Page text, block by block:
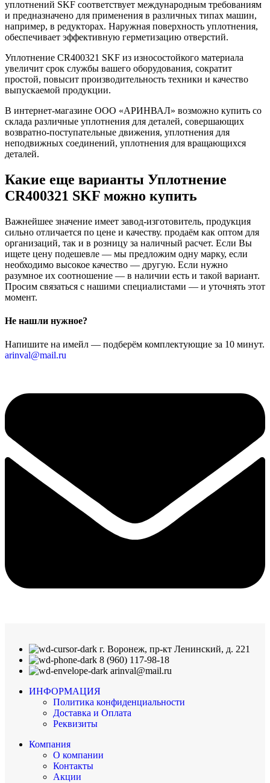
уплотнений SKF соответствует международным требованиям
и предназначено для применения в различных типах машин,
например, в редукторах. Наружная поверхность уплотнения,
обеспечивает эффективную герметизацию отверстий.
Уплотнение CR400321 SKF из износостойкого материала
увеличит срок службы вашего оборудования, сократит
простой, повысит производительность техники и качество
выпускаемой продукции.
В интернет-магазине ООО «АРИНВАЛ» возможно купить со
склада различные уплотнения для деталей, совершающих
возвратно-поступательные движения, уплотнения для
неподвижных соединений, уплотнения для вращающихся
деталей.
Какие еще варианты Уплотнение
CR400321 SKF можно купить
Важнейшее значение имеет завод-изготовитель, продукция
сильно отличается по цене и качеству. продаём как оптом для
организаций, так и в розницу за наличный расчет. Если Вы
ищете цену подешевле — мы предложим одну марку, если
необходимо высокое качество — другую. Если нужно
разумное их соотношение — в наличии есть и такой вариант.
Просим связаться с нашими специалистами — и уточнять этот
момент.
Не нашли нужное?
Напишите на имейл — подберём комплектующие за 10 минут.
arinval@mail.ru
г. Воронеж, пр-кт Ленинский, д. 221
8 (960) 117-98-18
arinval@mail.ru
ИНФОРМАЦИЯ
Политика конфиденциальности
Доставка и Оплата
Реквизиты
Компания
О компании
Контакты
Акции